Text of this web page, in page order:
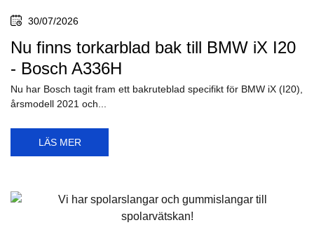
30/07/2026
Nu finns torkarblad bak till BMW iX I20
- Bosch A336H
Nu har Bosch tagit fram ett bakruteblad specifikt för BMW iX (I20),
årsmodell 2021 och...
LÄS MER